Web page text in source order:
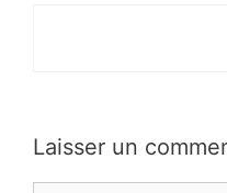
Laisser un